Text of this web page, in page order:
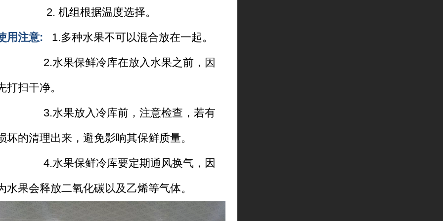
机组根据温度选择。
用注意: 1.多种水果不可以混合放在一起。
水果保鲜冷库在放入水果之前，因
打扫干净。
水果放入冷库前，注意检查，若有
坏的清理出来，避免影响其保鲜质量。
水果保鲜冷库要定期通风换气，因
水果会释放二氧化碳以及乙烯等气体。